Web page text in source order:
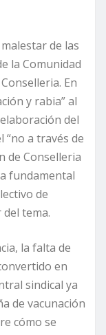
de las
la Comunidad
En
y rabia” al
del
“no a través de
de Conselleria
fundamental
de
tema.
la falta de
en
sindical ya
de vacunación
cómo se